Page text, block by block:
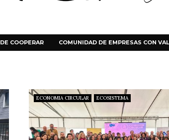
COOPERAR COMUNIDAD DE EMPRESAS CON
ECONOMIA CIRCULAR ECOSISTEMA